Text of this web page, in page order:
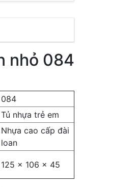
nhỏ 084
084
Tủ nhựa trẻ em
Nhựa cao cấp đài
loan
125 x 106 x 45